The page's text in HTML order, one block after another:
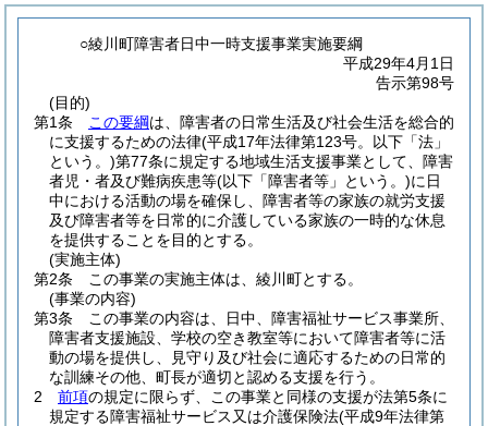
○綾川町障害者日中一時支援事業実施要綱
平成29年4月1日
告示第98号
(目的)
第1条
この要綱は、障害者の日常生活及び社会生活を総合的
に支援するための法律(平成17年法律第123号。以下「法」
という。)第77条に規定する地域生活支援事業として、障害
者児・者及び難病疾患等(以下「障害者等」という。)に日
中における活動の場を確保し、障害者等の家族の就労支援
及び障害者等を日常的に介護している家族の一時的な休息
を提供することを目的とする。
(実施主体)
第2条
この事業の実施主体は、綾川町とする。
(事業の内容)
第3条
この事業の内容は、日中、障害福祉サービス事業所、
障害者支援施設、学校の空き教室等において障害者等に活
動の場を提供し、見守り及び社会に適応するための日常的
な訓練その他、町長が適切と認める支援を行う。
2
前項の規定に限らず、この事業と同様の支援が法第5条に
規定する障害福祉サービス又は介護保険法(平成9年法律第